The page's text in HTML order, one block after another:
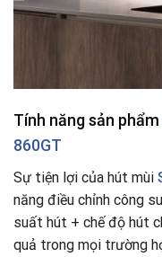
Tính năng sản phẩm
860GT
Sự tiện lợi của hút mùi
năng điều chỉnh công
suất hút + chế độ hút
quả trong mọi trường